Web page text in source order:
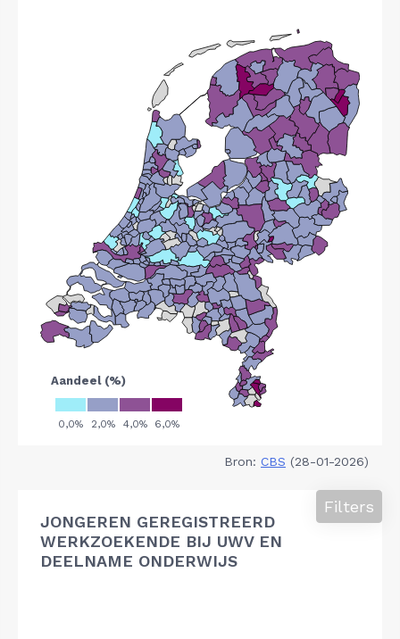
Bron: CBS (28-01-2026)
JONGEREN GEREGISTREERD
WERKZOEKENDE BIJ UWV EN
DEELNAME ONDERWIJS
Filters